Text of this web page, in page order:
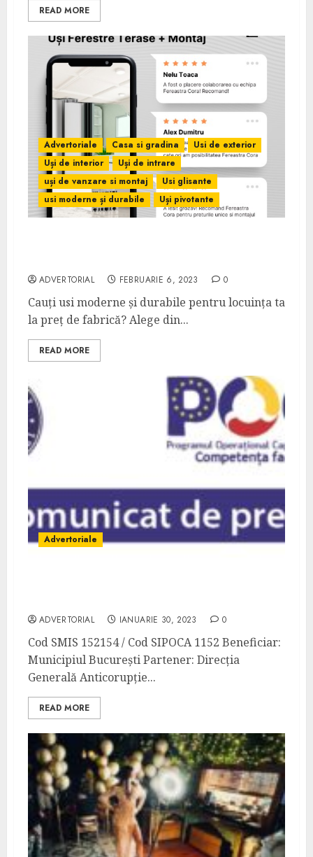
READ MORE
Advertoriale Casa si gradina
Usi de exterior
Uși de interior
Uși de intrare
uși de vanzare si montaj
Usi glisante
usi moderne și durabile
Uși pivotante
ADVERTORIAL FEBRUARIE 6, 2023 0
Cauți usi moderne și durabile pentru locuința ta
la preț de fabrică? Alege din...
READ MORE
Advertoriale
ADVERTORIAL IANUARIE 30, 2023 0
Cod SMIS 152154 / Cod SIPOCA 1152 Beneficiar:
Municipiul București Partener: Direcția
Generală Anticorupție...
READ MORE